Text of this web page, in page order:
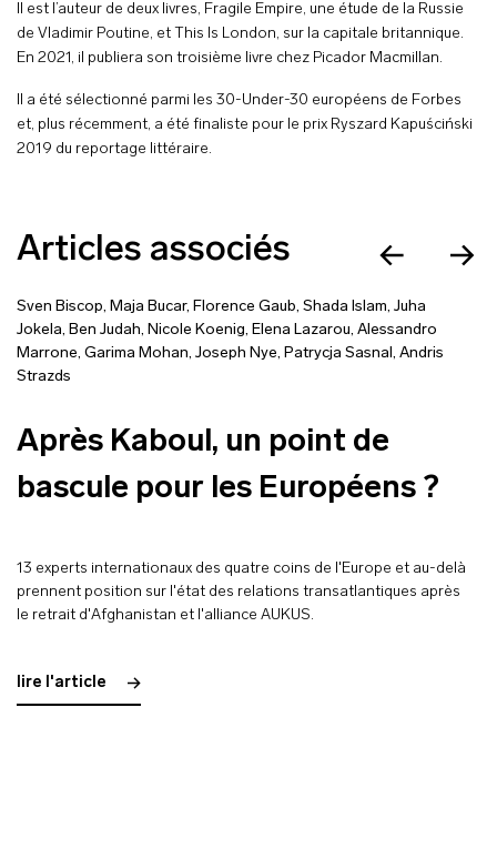
Il est l’auteur de deux livres, Fragile Empire, une étude de la Russie
de Vladimir Poutine, et This Is London, sur la capitale britannique.
En 2021, il publiera son troisième livre chez Picador Macmillan.
Il a été sélectionné parmi les 30-Under-30 européens de Forbes
et, plus récemment, a été finaliste pour le prix Ryszard Kapuściński
2019 du reportage littéraire.
Articles associés
Sven Biscop, Maja Bucar, Florence Gaub, Shada Islam, Juha
Jokela, Ben Judah, Nicole Koenig, Elena Lazarou, Alessandro
Marrone, Garima Mohan, Joseph Nye, Patrycja Sasnal, Andris
Strazds
Après Kaboul, un point de
bascule pour les Européens ?
13 experts internationaux des quatre coins de l'Europe et au-delà
prennent position sur l'état des relations transatlantiques après
le retrait d'Afghanistan et l'alliance AUKUS.
lire l'article